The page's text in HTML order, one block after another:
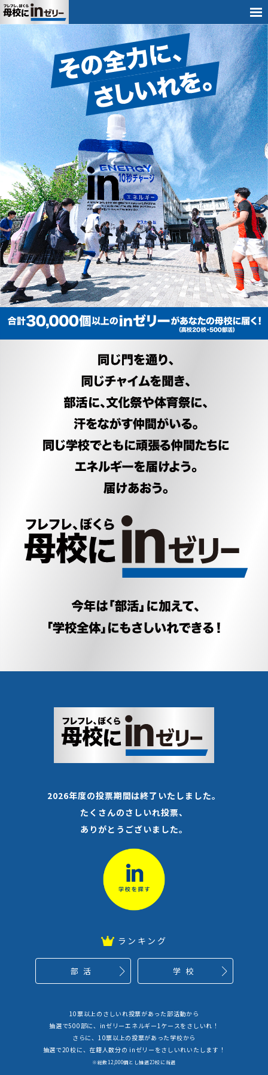
2026年度の投票期間は終了いたしました。
たくさんのさしいれ投票、
ありがとうございました。
ランキング
部活 学校
10票以上のさしいれ投票があった部活動から
抽選で500部に、inゼリーエネルギー1ケースをさしいれ！
さらに、10票以上の投票があった学校から
抽選で20校に、在籍人数分の inゼリーをさしいれいたします！
※総数12,000個とし抽選20校に当選